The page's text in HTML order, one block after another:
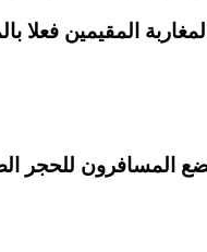
الكشف “بي سي إر” قبل السفر بـ48